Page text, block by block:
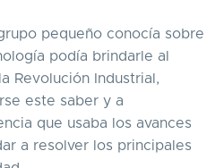
pequeño conocía sobre
podía brindarle al
Revolución Industrial,
este saber y a
que usaba los avances
a resolver los principales